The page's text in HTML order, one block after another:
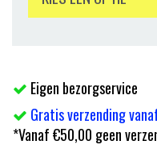
Eigen bezorgservice
Gratis verzending
*Vanaf €50,00 geen